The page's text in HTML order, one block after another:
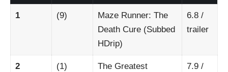
1 (9)
Maze Runner: The
Death Cure (Subbed
HDrip)
6.8/
trailer
2 (1)
The Greatest
7.9/